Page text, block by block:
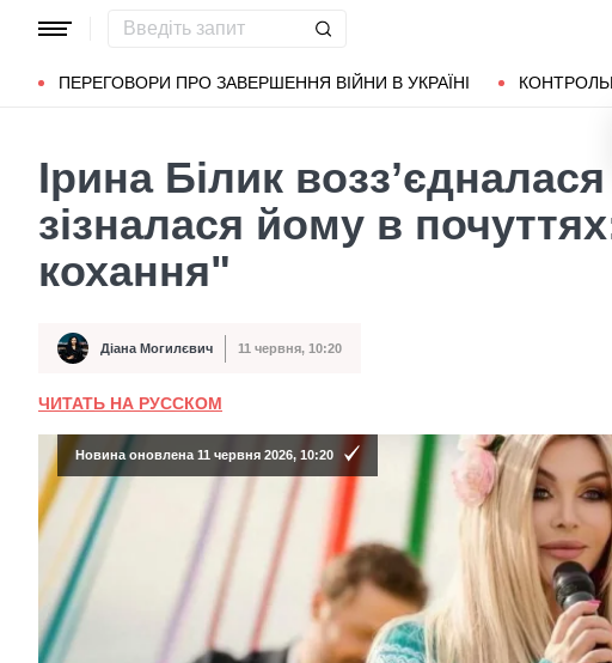
ПЕРЕГОВОРИ ПРО ЗАВЕРШЕННЯ ВІЙНИ В УКРАЇНІ
Популярні запити Маріуполь Донбас
Ірина Білик
зізналася йому в
кохання"
Автор Діана Могилєвич
Дата публікації 11 червня, 10:20
ЧИТАТЬ НА РУССКОМ
Новина оновлена 11 червня 2026, 10:20